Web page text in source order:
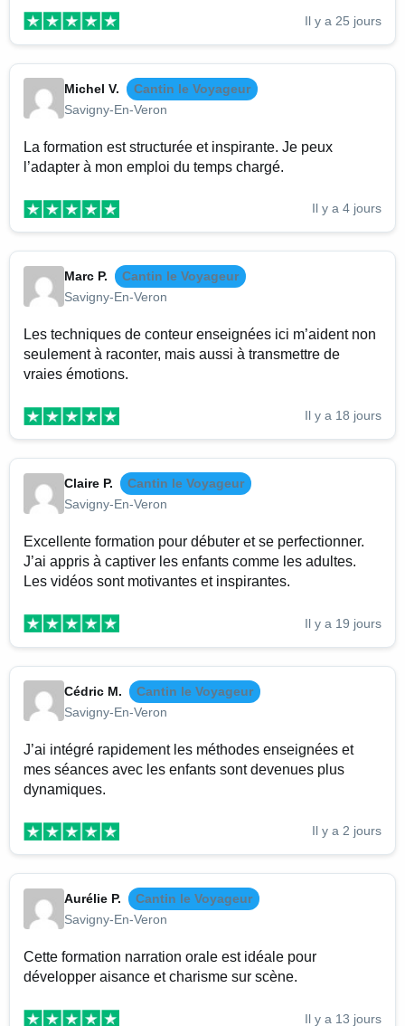
Il y a 25 jours
Michel V.
Cantin le Voyageur
Savigny-En-Veron
La formation est structurée et inspirante. Je peux
l’adapter à mon emploi du temps chargé.
Il y a 4 jours
Marc P.
Cantin le Voyageur
Savigny-En-Veron
Les techniques de conteur enseignées ici m’aident non
seulement à raconter, mais aussi à transmettre de
vraies émotions.
Il y a 18 jours
Claire P.
Cantin le Voyageur
Savigny-En-Veron
Excellente formation pour débuter et se perfectionner.
J’ai appris à captiver les enfants comme les adultes.
Les vidéos sont motivantes et inspirantes.
Il y a 19 jours
Cédric M.
Cantin le Voyageur
Savigny-En-Veron
J’ai intégré rapidement les méthodes enseignées et
mes séances avec les enfants sont devenues plus
dynamiques.
Il y a 2 jours
Aurélie P.
Cantin le Voyageur
Savigny-En-Veron
Cette formation narration orale est idéale pour
développer aisance et charisme sur scène.
Il y a 13 jours